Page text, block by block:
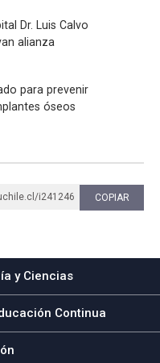
Dr. Luis Calvo
alianza
para prevenir
óseos
i241246 COPIAR
y Ciencias
Continua